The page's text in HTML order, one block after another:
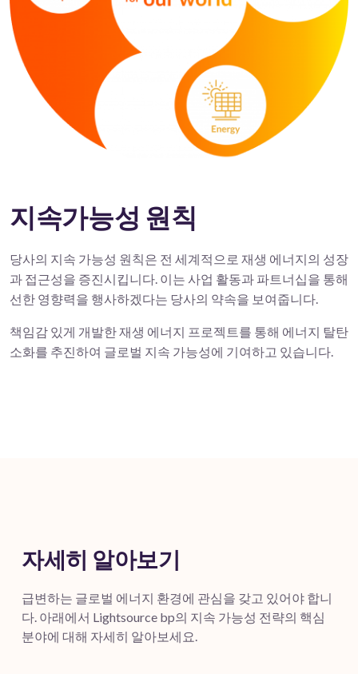
지속가능성 원칙
당사의 지속 가능성 원칙은 전 세계적으로 재생 에너지의 성장
과 접근성을 증진시킵니다. 이는 사업 활동과 파트너십을 통해
선한 영향력을 행사하겠다는 당사의 약속을 보여줍니다.
책임감 있게 개발한 재생 에너지 프로젝트를 통해 에너지 탈탄
소화를 추진하여 글로벌 지속 가능성에 기여하고 있습니다.
자세히 알아보기
급변하는 글로벌 에너지 환경에 관심을 갖고 있어야 합니
다. 아래에서 Lightsource bp의 지속 가능성 전략의 핵심
분야에 대해 자세히 알아보세요.